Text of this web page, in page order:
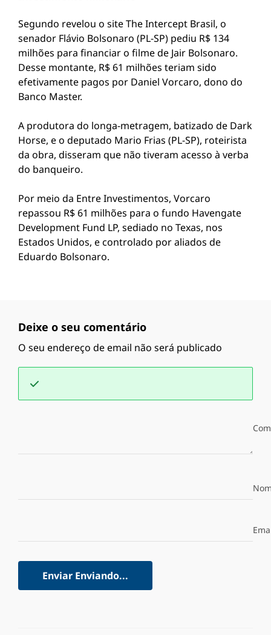
Segundo revelou o site The Intercept Brasil, o
senador Flávio Bolsonaro (PL-SP) pediu R$ 134
milhões para financiar o filme de Jair Bolsonaro.
Desse montante, R$ 61 milhões teriam sido
efetivamente pagos por Daniel Vorcaro, dono do
Banco Master.
A produtora do longa-metragem, batizado de Dark
Horse, e o deputado Mario Frias (PL-SP), roteirista
da obra, disseram que não tiveram acesso à verba
do banqueiro.
Por meio da Entre Investimentos, Vorcaro
repassou R$ 61 milhões para o fundo Havengate
Development Fund LP, sediado no Texas, nos
Estados Unidos, e controlado por aliados de
Eduardo Bolsonaro.
Deixe o seu comentário
O seu endereço de email não será publicado
Enviar Enviando...